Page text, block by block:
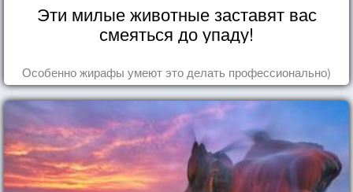
Эти милые животные заставят вас
смеяться до упаду!
Особенно жирафы умеют это делать профессионально)